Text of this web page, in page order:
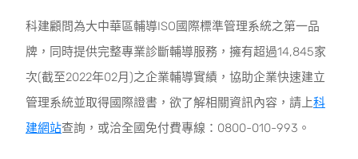
科建顧問為大中華區輔導ISO國際標準管理系統之第一品
牌，同時提供完整專業診斷輔導服務，擁有超過14,845家
次(截至2022年02月)之企業輔導實績，協助企業快速建立
管理系統並取得國際證書，欲了解相關資訊內容，請上科
建網站查詢，或洽全國免付費專線：0800-010-993。